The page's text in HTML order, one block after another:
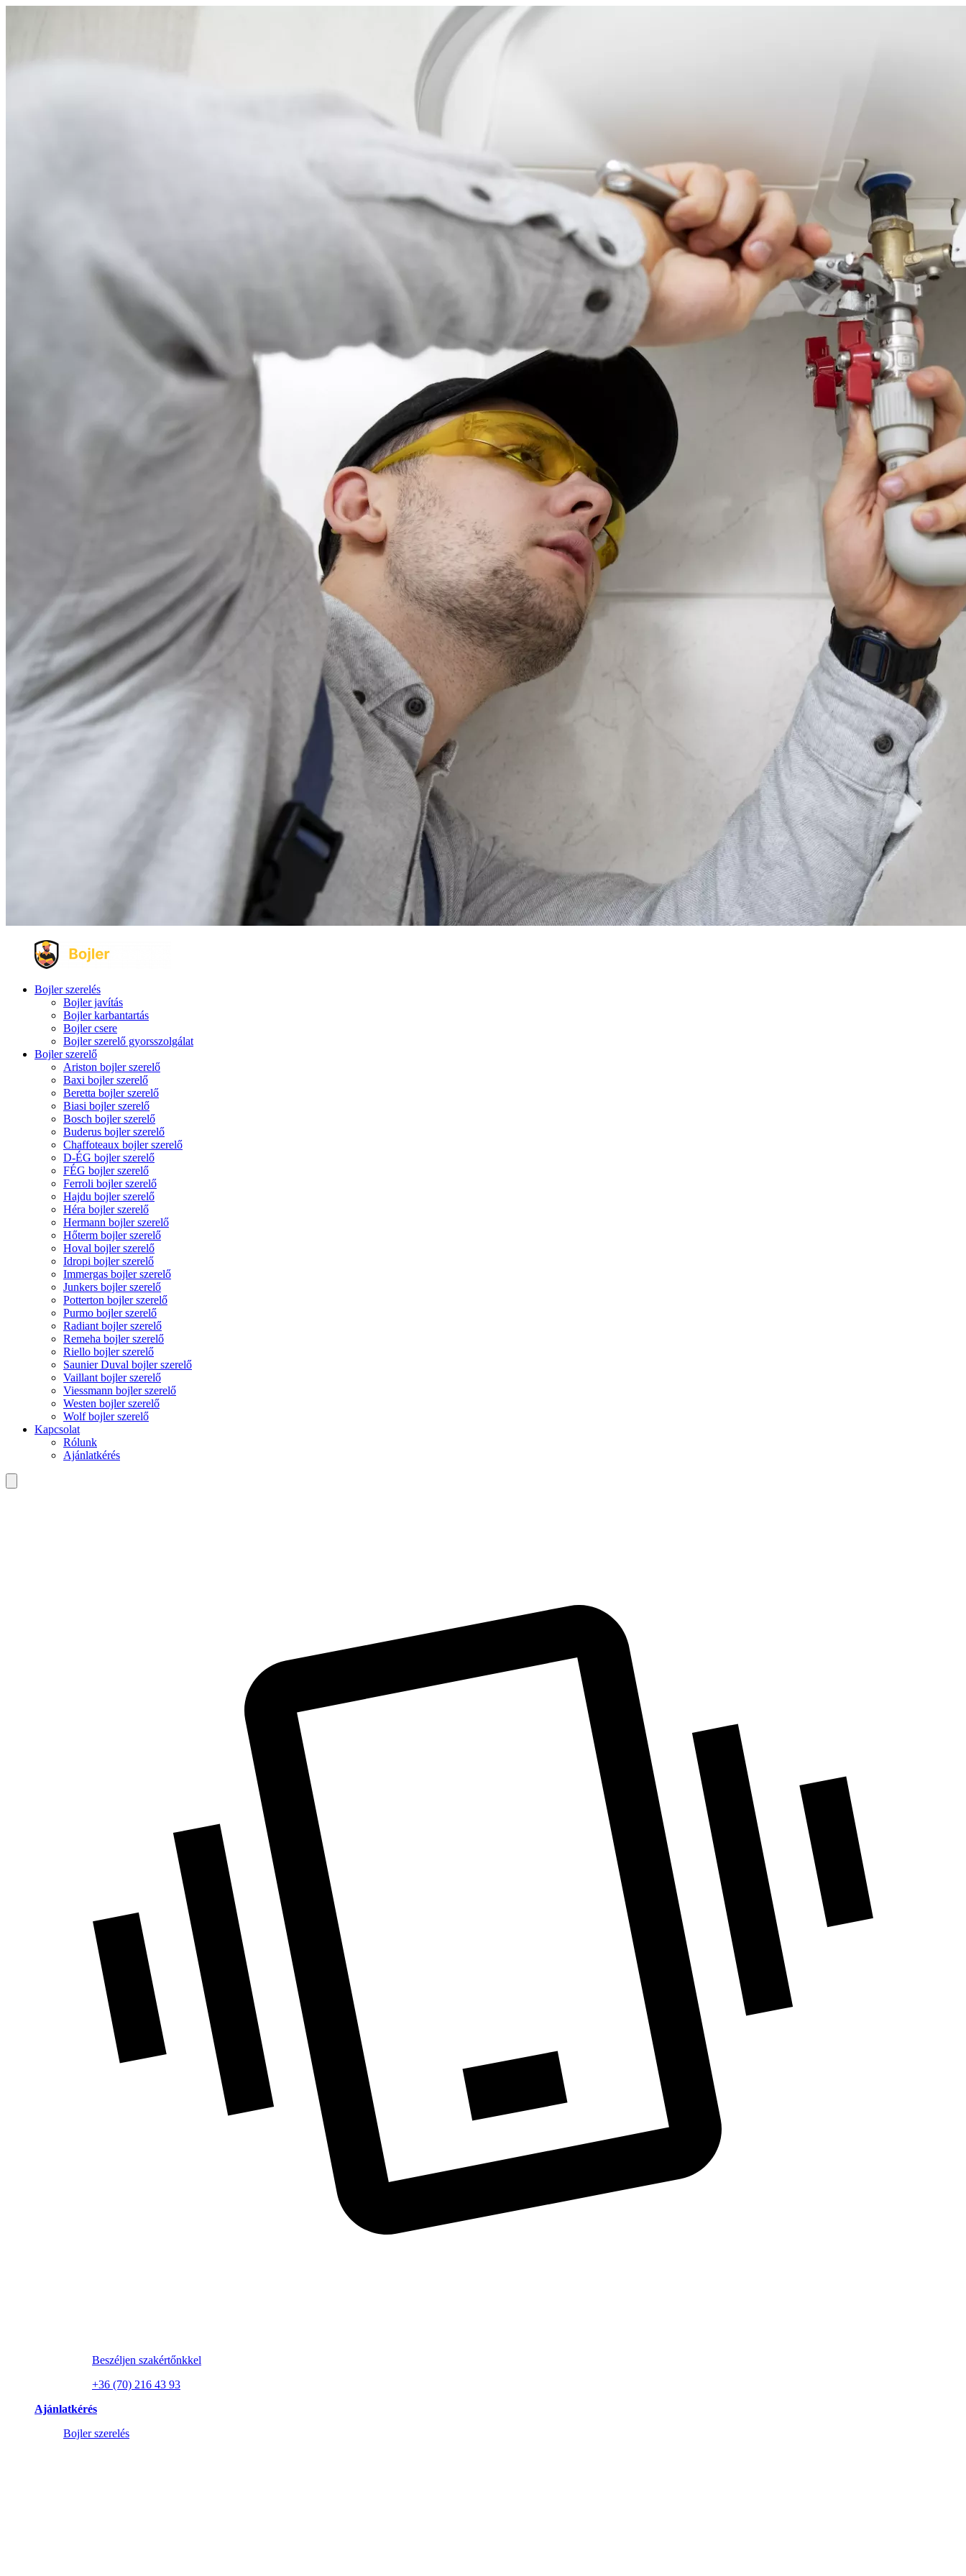
Bojler szerelés
Bojler javítás
Bojler karbantartás
Bojler csere
Bojler szerelő gyorsszolgálat
Bojler szerelő
Ariston bojler szerelő
Baxi bojler szerelő
Beretta bojler szerelő
Biasi bojler szerelő
Bosch bojler szerelő
Buderus bojler szerelő
Chaffoteaux bojler szerelő
D-ÉG bojler szerelő
FÉG bojler szerelő
Ferroli bojler szerelő
Hajdu bojler szerelő
Héra bojler szerelő
Hermann bojler szerelő
Hőterm bojler szerelő
Hoval bojler szerelő
Idropi bojler szerelő
Immergas bojler szerelő
Junkers bojler szerelő
Potterton bojler szerelő
Purmo bojler szerelő
Radiant bojler szerelő
Remeha bojler szerelő
Riello bojler szerelő
Saunier Duval bojler szerelő
Vaillant bojler szerelő
Viessmann bojler szerelő
Westen bojler szerelő
Wolf bojler szerelő
Kapcsolat
Rólunk
Ajánlatkérés
Beszéljen szakértőnkkel
+36 (70) 216 43 93
Ajánlatkérés
Bojler szerelés